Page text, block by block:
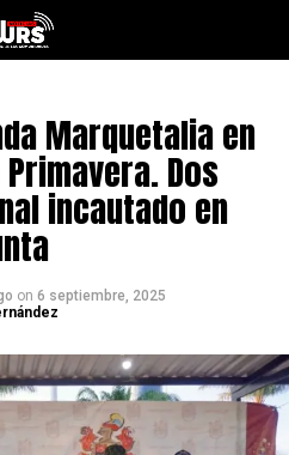
Marquetalia en
Dos
incautado en
on 6 septiembre, 2025